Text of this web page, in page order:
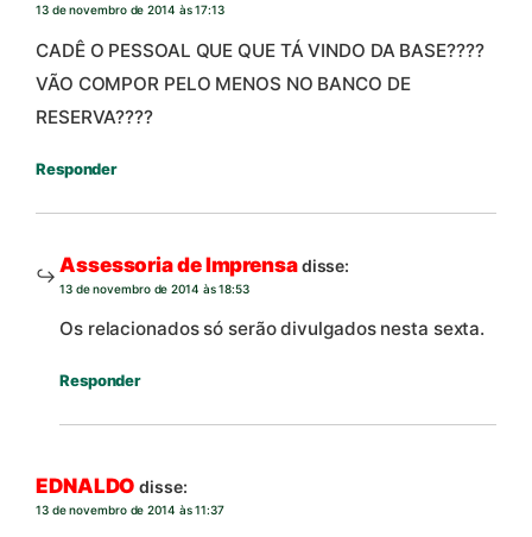
13 de novembro de 2014 às 17:13
CADÊ O PESSOAL QUE QUE TÁ VINDO DA BASE????
VÃO COMPOR PELO MENOS NO BANCO DE
RESERVA????
Responder
Assessoria de Imprensadisse:
13 de novembro de 2014 às 18:53
Os relacionados só serão divulgados nesta sexta.
Responder
EDNALDO disse:
13 de novembro de 2014 às 11:37